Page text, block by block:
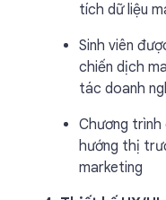
tích dữ liệu
Sinh viên
chiến dịch
tác doanh
Chương
hướng thị
marketing